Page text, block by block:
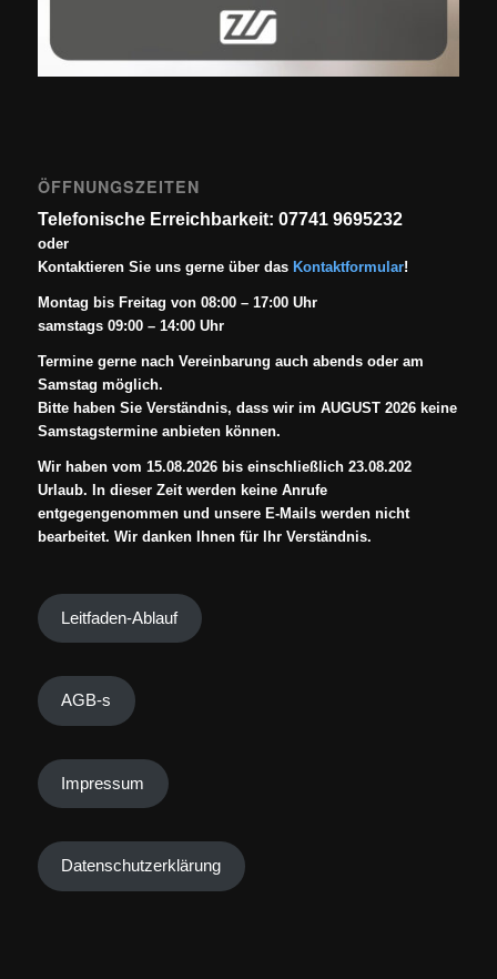
ÖFFNUNGSZEITEN
Telefonische Erreichbarkeit: 07741 9695232
oder
Kontaktieren Sie uns gerne über das Kontaktformular!
Montag bis Freitag von 08:00 – 17:00 Uhr
samstags 09:00 – 14:00 Uhr
Termine gerne nach Vereinbarung auch abends oder am
Samstag möglich.
Bitte haben Sie Verständnis, dass wir im AUGUST 2026 keine
Samstagstermine anbieten können.
Wir haben vom 15.08.2026 bis einschließlich 23.08.202
Urlaub. In dieser Zeit werden keine Anrufe
entgegengenommen und unsere E-Mails werden nicht
bearbeitet. Wir danken Ihnen für Ihr Verständnis.
Leitfaden-Ablauf
AGB-s
Impressum
Datenschutzerklärung